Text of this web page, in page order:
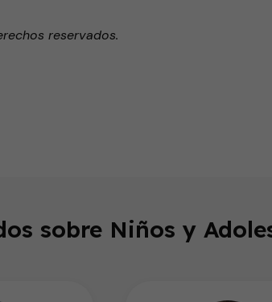
reservados.
sobre Niños y